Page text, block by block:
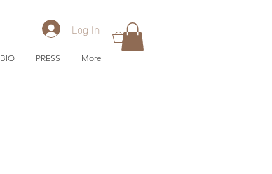
BIO PRESS More
Log In 0